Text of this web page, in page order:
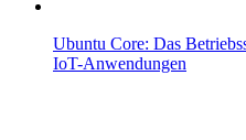
Ubuntu Core: Das
IoT-Anwendungen